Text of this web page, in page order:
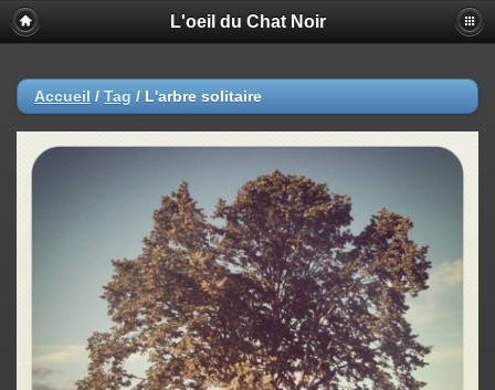
L'oeil du Chat Noir
Accueil / Tag / L'arbre solitaire